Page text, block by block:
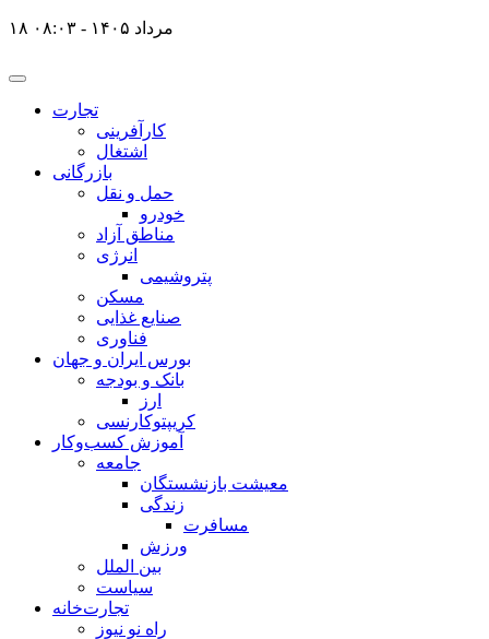
۱۸ مرداد ۱۴۰۵ - ۰۸:۰۳
تجارت
کارآفرینی
اشتغال
بازرگانی
حمل و نقل
خودرو
مناطق آزاد
انرژی
پتروشیمی
مسکن
صنایع غذایی
فناوری
بورس ایران و جهان
بانک و بودجه
ارز
کریپتوکارنسی
آموزش کسب‌وکار
جامعه
معیشت بازنشستگان
زندگی
مسافرت
ورزش
بین الملل
سیاست
تجارت‌خانه
راه نو نیوز